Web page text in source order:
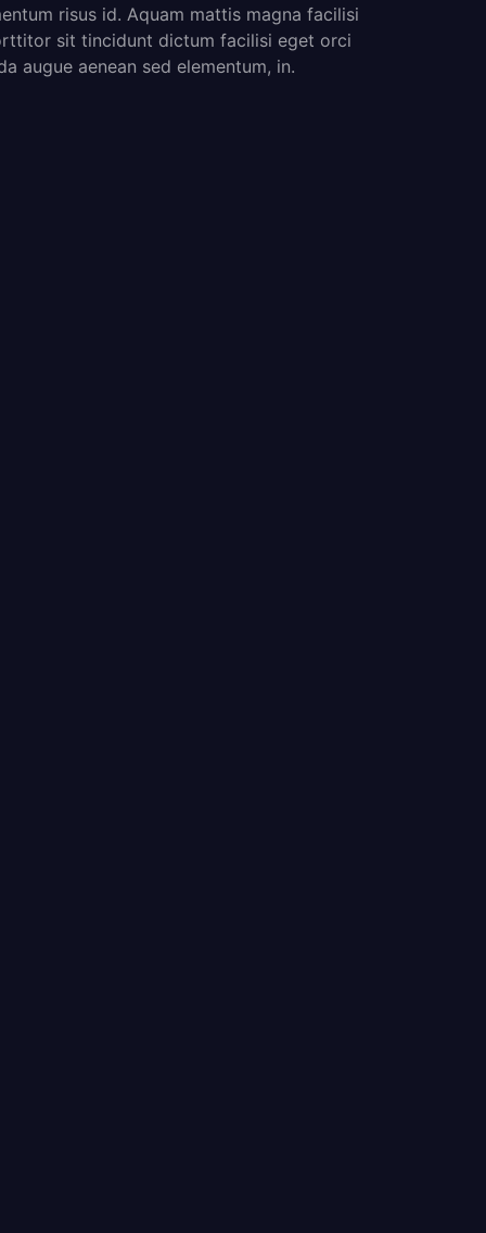
risus id. Aquam mattis magna facilisi
sit tincidunt dictum facilisi eget orci
augue aenean sed elementum, in.